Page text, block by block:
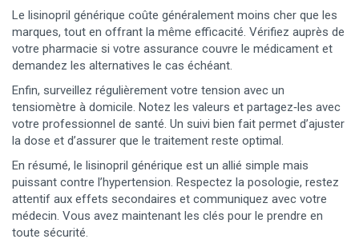
Le lisinopril générique coûte généralement moins cher que les
marques, tout en offrant la même efficacité. Vérifiez auprès de
votre pharmacie si votre assurance couvre le médicament et
demandez les alternatives le cas échéant.
Enfin, surveillez régulièrement votre tension avec un
tensiomètre à domicile. Notez les valeurs et partagez‑les avec
votre professionnel de santé. Un suivi bien fait permet d’ajuster
la dose et d’assurer que le traitement reste optimal.
En résumé, le lisinopril générique est un allié simple mais
puissant contre l’hypertension. Respectez la posologie, restez
attentif aux effets secondaires et communiquez avec votre
médecin. Vous avez maintenant les clés pour le prendre en
toute sécurité.